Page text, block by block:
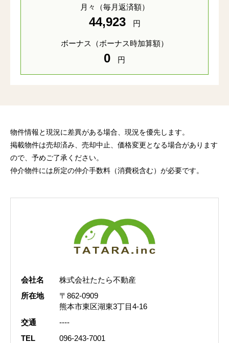
月々 （毎月返済額）
44,923 円
ボーナス （ボーナス時加算額）
0 円
物件情報と現況に差異がある場合、現況を優先します。
掲載物件は売却済み、売却中止、価格変更となる場合があります
ので、予めご了承ください。
仲介物件には所定の仲介手数料（消費税含む）が必要です。
会社名
株式会社たたら不動産
所在地
〒862-0909
熊本市東区湖東3丁目4-16
交通
----
TEL
096-243-7001